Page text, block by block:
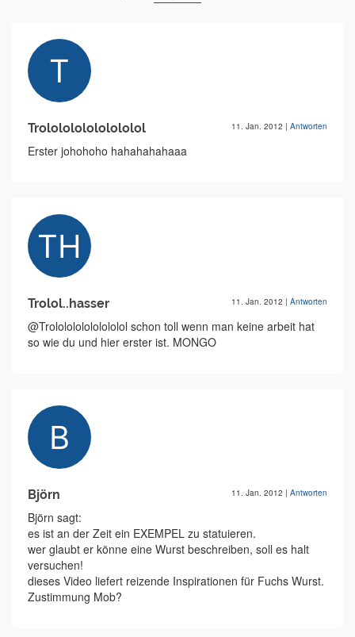
Trololololololololol 11. Jan. 2012 | Antworten
Erster johohoho hahahahahaaa
Trolol..hasser 11. Jan. 2012 | Antworten
@Trololololololololol schon toll wenn man keine arbeit hat
so wie du und hier erster ist. MONGO
Björn 11. Jan. 2012 | Antworten
Björn sagt:
es ist an der Zeit ein EXEMPEL zu statuieren.
wer glaubt er könne eine Wurst beschreiben, soll es halt
versuchen!
dieses Video liefert reizende Inspirationen für Fuchs Wurst.
Zustimmung Mob?